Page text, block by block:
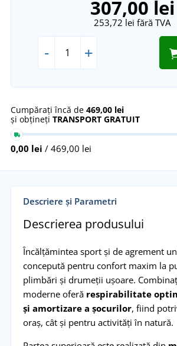
307,00 lei
253,72 lei fără TVA
- +
Cumpărați încă de 469,00 lei
și obțineți TRANSPORT GRATUIT
0,00 lei / 469,00 lei
Descriere și Parametri
Descrierea produsului
Încălțămintea sport și de agrement
concepută pentru confort maxim la
plimbări și drumeții ușoare.
moderne oferă respirabilitate
și amortizare a șocurilor, fiind
oraș, cât și pentru activități în natură.